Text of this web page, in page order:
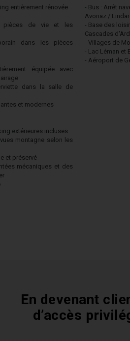
entièrement rénovée
pièces de vie et les
dans les pièces
équipée avec
dans la salle de
et modernes
extérieures incluses
montagne selon les
et préservé
mécaniques et des
- Bus : Arrêt
Avoriaz /
- Base des
Cascades
- Villages de
- Lac Léman et
- Aéroport de
En devenant
d’accès